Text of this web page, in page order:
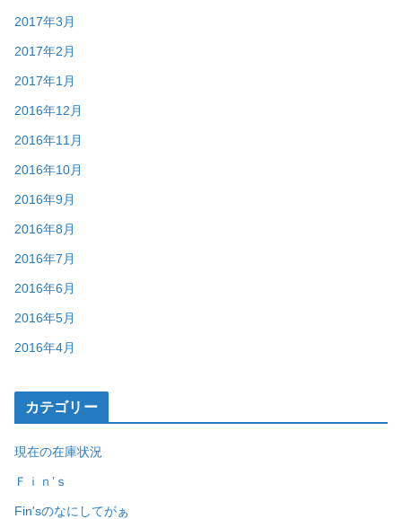
2017年3月
2017年2月
2017年1月
2016年12月
2016年11月
2016年10月
2016年9月
2016年8月
2016年7月
2016年6月
2016年5月
2016年4月
カテゴリー
現在の在庫状況
Ｆｉｎ’ｓ
Fin'sのなにしてがぁ